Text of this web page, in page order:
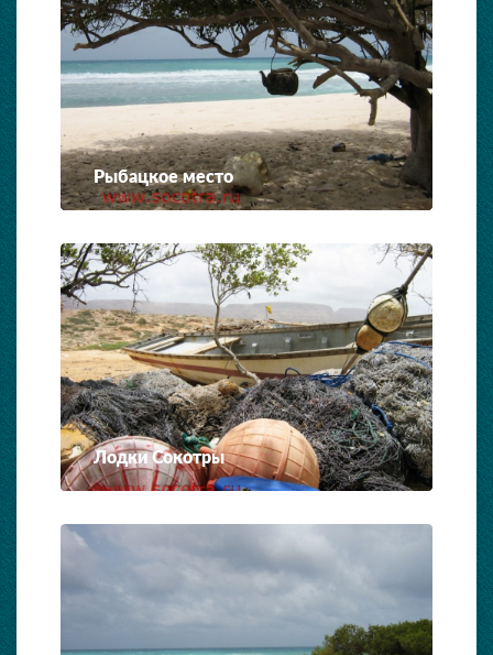
Рыбацкое место
Лодки Сокотры